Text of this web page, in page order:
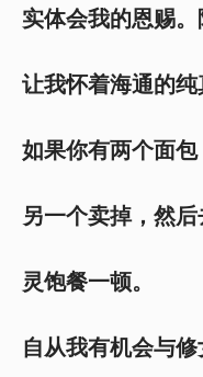
实体会我的恩赐
让我怀着海通的纯
如果你有两个面
另一个卖掉，然
灵饱餐一顿。
自从我有机会与